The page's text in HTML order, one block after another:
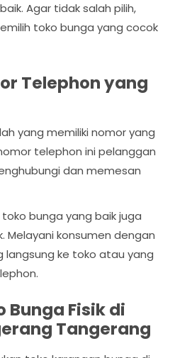
Agar tidak salah pilih,
toko bunga yang cocok
Telephon yang
yang memiliki nomor yang
telephon ini pelanggan
dan memesan
bunga yang baik juga
Melayani konsumen dengan
langsung ke toko atau yang
Bunga Fisik di
Tangerang